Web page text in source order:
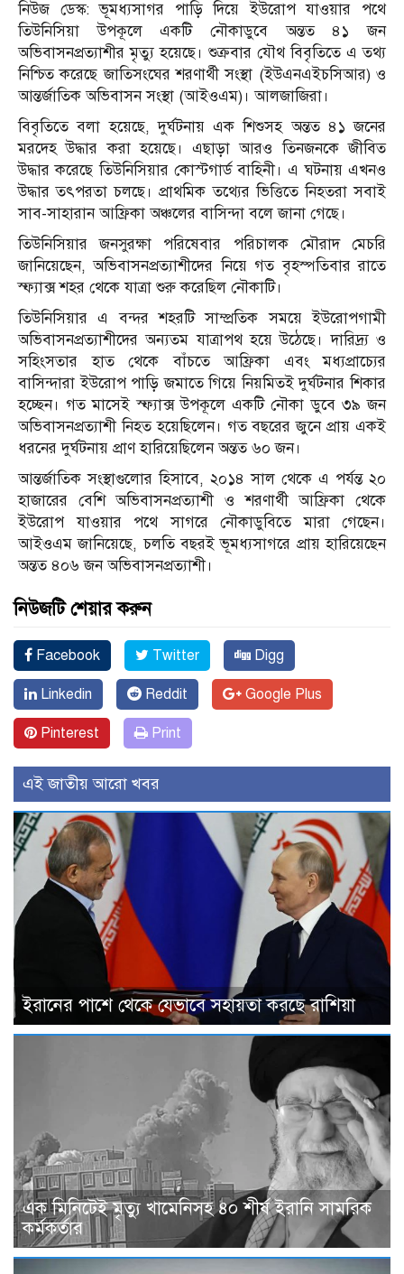
নিউজ ডেস্ক: ভূমধ্যসাগর পাড়ি দিয়ে ইউরোপ যাওয়ার পথে
তিউনিসিয়া উপকূলে একটি নৌকাডুবে অন্তত ৪১ জন
অভিবাসনপ্রত্যাশীর মৃত্যু হয়েছে। শুক্রবার যৌথ বিবৃতিতে এ তথ্য
নিশ্চিত করেছে জাতিসংঘের শরণার্থী সংস্থা (ইউএনএইচসিআর) ও
আন্তর্জাতিক অভিবাসন সংস্থা (আইওএম)। আলজাজিরা।
বিবৃতিতে বলা হয়েছে, দুর্ঘটনায় এক শিশুসহ অন্তত ৪১ জনের
মরদেহ উদ্ধার করা হয়েছে। এছাড়া আরও তিনজনকে জীবিত
উদ্ধার করেছে তিউনিসিয়ার কোস্টগার্ড বাহিনী। এ ঘটনায় এখনও
উদ্ধার তৎপরতা চলছে। প্রাথমিক তথ্যের ভিত্তিতে নিহতরা সবাই
সাব-সাহারান আফ্রিকা অঞ্চলের বাসিন্দা বলে জানা গেছে।
তিউনিসিয়ার জনসুরক্ষা পরিষেবার পরিচালক মৌরাদ মেচরি
জানিয়েছেন, অভিবাসনপ্রত্যাশীদের নিয়ে গত বৃহস্পতিবার রাতে
স্ফ্যাক্স শহর থেকে যাত্রা শুরু করেছিল নৌকাটি।
তিউনিসিয়ার এ বন্দর শহরটি সাম্প্রতিক সময়ে ইউরোপগামী
অভিবাসনপ্রত্যাশীদের অন্যতম যাত্রাপথ হয়ে উঠেছে। দারিদ্র্য ও
সহিংসতার হাত থেকে বাঁচতে আফ্রিকা এবং মধ্যপ্রাচ্যের
বাসিন্দারা ইউরোপ পাড়ি জমাতে গিয়ে নিয়মিতই দুর্ঘটনার শিকার
হচ্ছেন। গত মাসেই স্ফ্যাক্স উপকূলে একটি নৌকা ডুবে ৩৯ জন
অভিবাসনপ্রত্যাশী নিহত হয়েছিলেন। গত বছরের জুনে প্রায় একই
ধরনের দুর্ঘটনায় প্রাণ হারিয়েছিলেন অন্তত ৬০ জন।
আন্তর্জাতিক সংস্থাগুলোর হিসাবে, ২০১৪ সাল থেকে এ পর্যন্ত ২০
হাজারের বেশি অভিবাসনপ্রত্যাশী ও শরণার্থী আফ্রিকা থেকে
ইউরোপ যাওয়ার পথে সাগরে নৌকাডুবিতে মারা গেছেন।
আইওএম জানিয়েছে, চলতি বছরই ভূমধ্যসাগরে প্রায় হারিয়েছেন
অন্তত ৪০৬ জন অভিবাসনপ্রত্যাশী।
নিউজটি শেয়ার করুন
Facebook Twitter Digg
Linkedin Reddit Google Plus
Pinterest Print
এই জাতীয় আরো খবর
ইরানের পাশে থেকে যেভাবে সহায়তা করছে রাশিয়া
এক মিনিটেই মৃত্যু খামেনিসহ ৪০ শীর্ষ ইরানি সামরিক
কর্মকর্তার